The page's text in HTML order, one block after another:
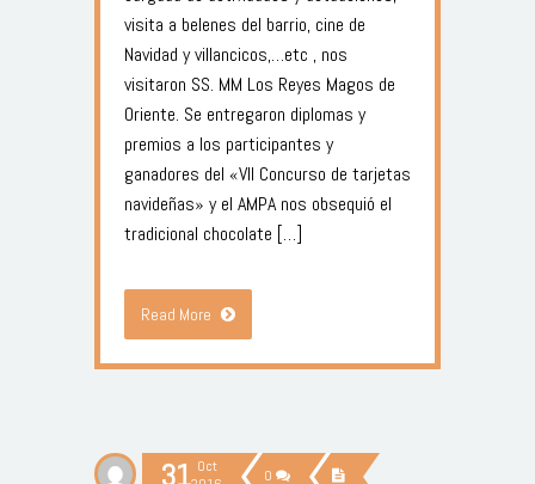
visita a belenes del barrio, cine de
Navidad y villancicos,…etc , nos
visitaron SS. MM Los Reyes Magos de
Oriente. Se entregaron diplomas y
premios a los participantes y
ganadores del «VII Concurso de tarjetas
navideñas» y el AMPA nos obsequió el
tradicional chocolate […]
Read More
Oct
0